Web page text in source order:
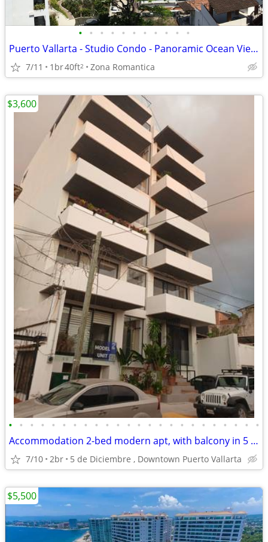
• • • • • • • • • • •
Puerto Vallarta - Studio Condo - Panoramic Ocean Views
7/11 1br40ft2 Zona Romantica
• • • • • • • • • • • • • • • • • • • • • • • •
Accommodation 2-bed modern apt, with balcony in 5 de Diciembre PV
7/10 2br 5 de Diciembre , Downtown Puerto Vallarta
$3,600
$5,500